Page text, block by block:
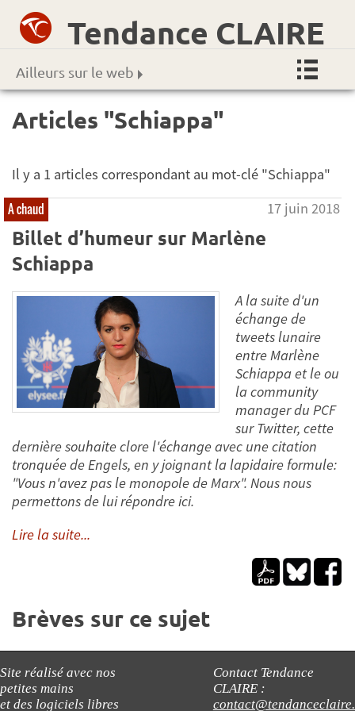
Tendance CLAIRE
Ailleurs sur le web
Articles "Schiappa"
Il y a 1 articles correspondant au mot-clé "Schiappa"
A chaud 17 juin 2018
Billet d’humeur sur Marlène
Schiappa
A la suite d'un
échange de
tweets lunaire
entre Marlène
Schiappa et le ou
la community
manager du PCF
sur Twitter, cette
dernière souhaite clore l'échange avec une citation
tronquée de Engels, en y joignant la lapidaire formule:
"Vous n'avez pas le monopole de Marx". Nous nous
permettons de lui répondre ici.
Lire la suite...
Brèves sur ce sujet
Site réalisé avec nos
petites mains
et des logiciels libres
Contact Tendance
CLAIRE :